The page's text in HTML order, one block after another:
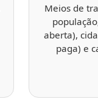
Meios de
aberta),
paga) e